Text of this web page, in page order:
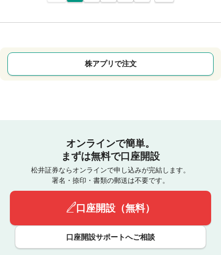
株アプリで注文
オンラインで簡単。
まずは無料で口座開設
松井証券ならオンラインで申し込みが完結します。
署名・捺印・書類の郵送は不要です。
口座開設（無料）
口座開設サポートへご相談